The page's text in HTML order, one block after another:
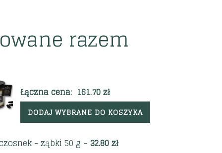
razem
Łączna cena: 161.70zł
DODAJ WYBRANE DO KOSZYKA
- ząbki 50 g - 32.80zł